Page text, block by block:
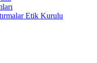
Etik Kurulu